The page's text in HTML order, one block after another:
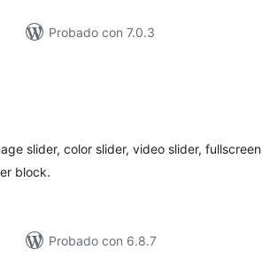
Probado con 7.0.3
slider, color slider, video slider, fullscreen
block.
Probado con 6.8.7